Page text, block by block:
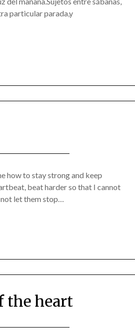
particular parada,y
how to stay strong and keep
beat harder so that I cannot
not let them stop…
the heart